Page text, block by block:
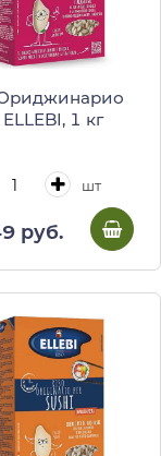
ELLEBI, 1 кг
шт
руб.